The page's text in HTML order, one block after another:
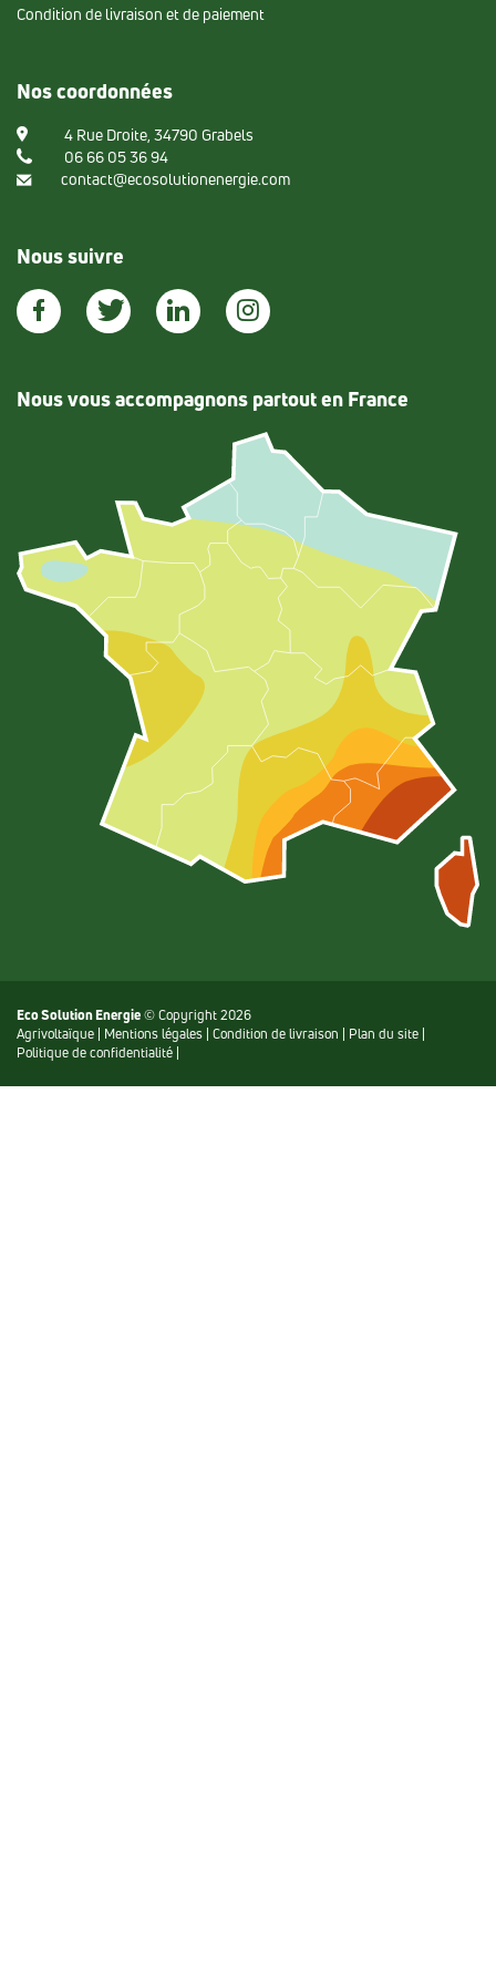
Condition de livraison et de paiement
Nos coordonnées
4 Rue Droite, 34790 Grabels
06 66 05 36 94
contact@ecosolutionenergie.com
Nous suivre
Nous vous accompagnons partout en France
Eco Solution Energie© Copyright 2026
Agrivoltaïque | Mentions légales | Condition de livraison | Plan du site |
Politique de confidentialité |